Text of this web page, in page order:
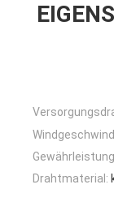
Drahtmaterial: